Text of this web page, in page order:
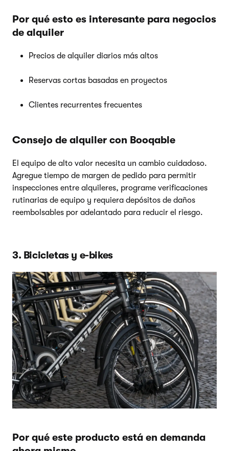
Por qué esto es interesante para negocios
de alquiler
Precios de alquiler diarios más altos
Reservas cortas basadas en proyectos
Clientes recurrentes frecuentes
Consejo de alquiler con Booqable
El equipo de alto valor necesita un cambio cuidadoso.
Agregue tiempo de margen de pedido para permitir
inspecciones entre alquileres, programe verificaciones
rutinarias de equipo y requiera depósitos de daños
reembolsables por adelantado para reducir el riesgo.
3. Bicicletas y e-bikes
Por qué este producto está en demanda